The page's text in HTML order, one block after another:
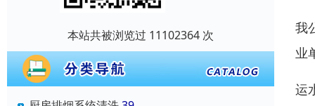
本站共被浏览过 11102364 次
我
业
运